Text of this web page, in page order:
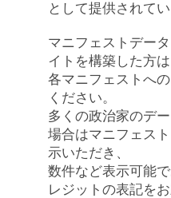
として提供されてい
マニフェストデー
イトを構築した方は
各マニフェストへ
ください。
多くの政治家のデ
場合はマニフェス
示いただき、
数件など表示可能
レジットの表記を